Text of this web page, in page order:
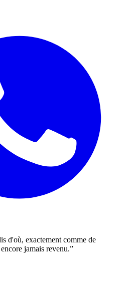
d'où, exactement comme de
jamais revenu.”